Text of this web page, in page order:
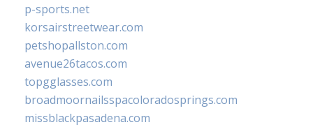
p-sports.net
korsairstreetwear.com
petshopallston.com
avenue26tacos.com
topgglasses.com
broadmoornailsspacoloradosprings.com
missblackpasadena.com